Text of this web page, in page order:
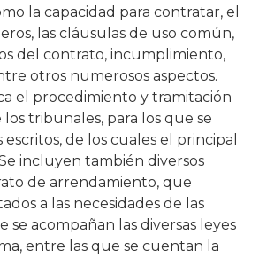
la capacidad para contratar, el
las cláusulas de uso común,
del contrato, incumplimiento,
otros numerosos aspectos.
el procedimiento y tramitación
tribunales, para los que se
de los cuales el principal
incluyen también diversos
de arrendamiento, que
a las necesidades de las
se acompañan las diversas leyes
entre las que se cuentan la